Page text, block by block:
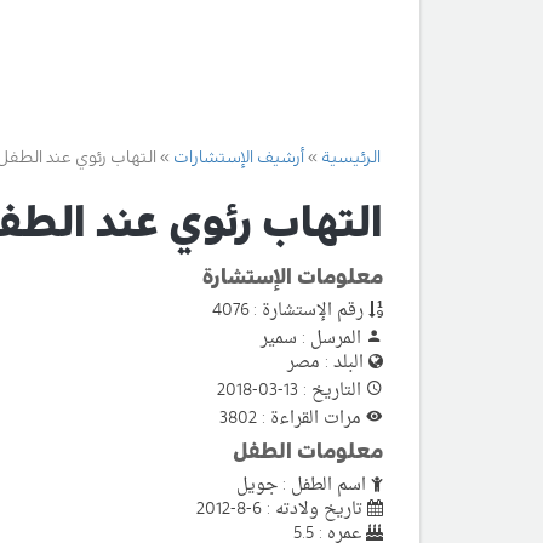
الرئيسية أرشيف الإستشارات التهاب رئوي عند
التهاب رئوي عند
معلومات الإستشارة
رقم الإستشارة : 4076
المرسل : سمير
البلد : مصر
التاريخ : 13-03-2018
مرات القراءة : 3802
معلومات الطفل
اسم الطفل : جويل
تاريخ ولادته : 6-8-2012
عمره : 5.5